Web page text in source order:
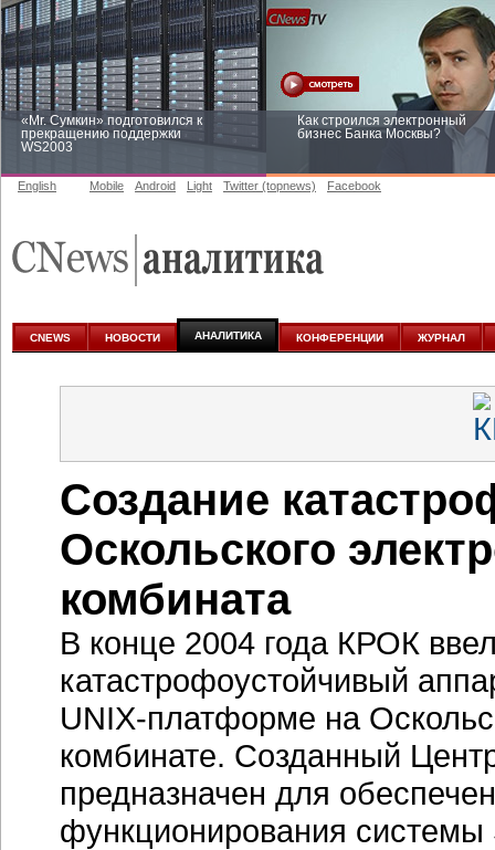
«Mr. Сумкин» подготовился к
прекращению поддержки
WS2003
Как строился электронный
бизнес Банка Москвы?
аналитике
English Mobile Android Light Twitter (topnews) Facebook
CNEWS НОВОСТИ АНАЛИТИКА КОНФЕРЕНЦИИ ЖУРНАЛ
Создание
Оскольского
комбината
В конце 2004 года КРОК
катастрофоустойчивый
UNIX-платформе на
комбинате. Созданный
предназначен для
функционирования системы